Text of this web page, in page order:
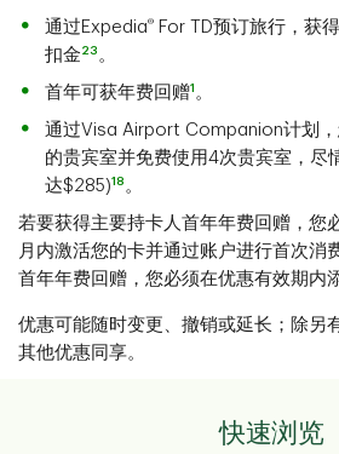
通过Expedia® For TD预订旅行，获
扣金 23 。
首年可获年费回赠1 。
通过Visa Airport Companion计划
的贵宾室并免费使用4次贵宾室，尽
达$285)18 。
若要获得主要持卡人首年年费回赠，您
月内激活您的卡并通过账户进行首次消
首年年费回赠，您必须在优惠有效期内
优惠可能随时变更、撤销或延长；除另
其他优惠同享。
快速浏览